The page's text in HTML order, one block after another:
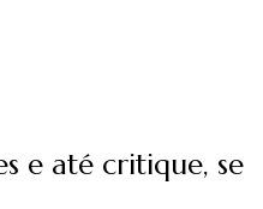
e até critique, se